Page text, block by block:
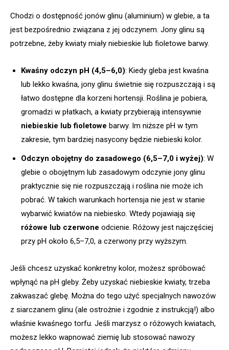
Chodzi o dostępność jonów glinu (aluminium) w glebie, a ta
jest bezpośrednio związana z jej odczynem. Jony glinu są
potrzebne, żeby kwiaty miały niebieskie lub fioletowe barwy.
Kwaśny odczyn pH (4,5–6,0): Kiedy gleba jest kwaśna
lub lekko kwaśna, jony glinu świetnie się rozpuszczają i są
łatwo dostępne dla korzeni hortensji. Roślina je pobiera,
gromadzi w płatkach, a kwiaty przybierają intensywnie
niebieskie lub fioletowe barwy. Im niższe pH w tym
zakresie, tym bardziej nasycony będzie niebieski kolor.
Odczyn obojętny do zasadowego (6,5–7,0 i wyżej): W
glebie o obojętnym lub zasadowym odczynie jony glinu
praktycznie się nie rozpuszczają i roślina nie może ich
pobrać. W takich warunkach hortensja nie jest w stanie
wybarwić kwiatów na niebiesko. Wtedy pojawiają się
różowe lub czerwone odcienie. Różowy jest najczęściej
przy pH około 6,5–7,0, a czerwony przy wyższym.
Jeśli chcesz uzyskać konkretny kolor, możesz spróbować
wpłynąć na pH gleby. Żeby uzyskać niebieskie kwiaty, trzeba
zakwaszać glebę. Można do tego użyć specjalnych nawozów
z siarczanem glinu (ale ostrożnie i zgodnie z instrukcją!) albo
właśnie kwaśnego torfu. Jeśli marzysz o różowych kwiatach,
możesz lekko wapnować ziemię lub stosować nawozy